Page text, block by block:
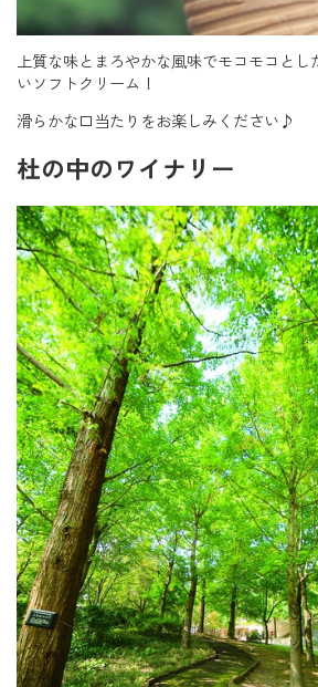
上質な味とまろやかな風味でモコモコとし
いソフトクリーム！
滑らかな口当たりをお楽しみください♪
杜の中のワイナリー